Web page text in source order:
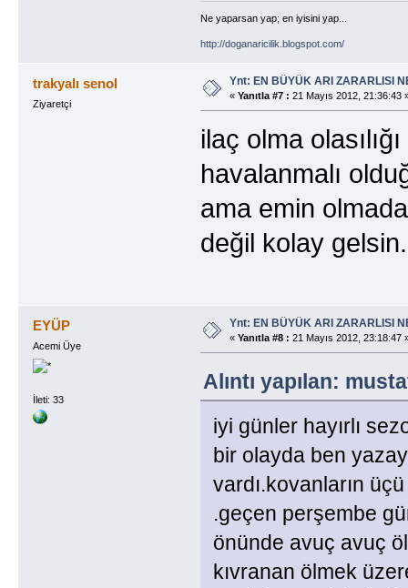
Ne yaparsan yap; en iyisini yap...
http://doganaricilik.blogspot.com/
trakyalı senol
Ziyaretçi
Ynt: EN BÜYÜK ARI ZARARLISI
« Yanıtla #7 : 21 Mayıs 2012, 21:36:43
ilaç olma
havalanmalı
ama emin
değil kolay gelsin.
EYÜP
Acemi Üye
İleti: 33
Ynt: EN BÜYÜK ARI ZARARLISI
« Yanıtla #8 : 21 Mayıs 2012, 23:18:47
Alıntı yapılan:
iyi günler hayırlı
bir olayda ben
vardı.kovanların
.geçen perşembe
önünde avuç avuç
kıvranan ölmek